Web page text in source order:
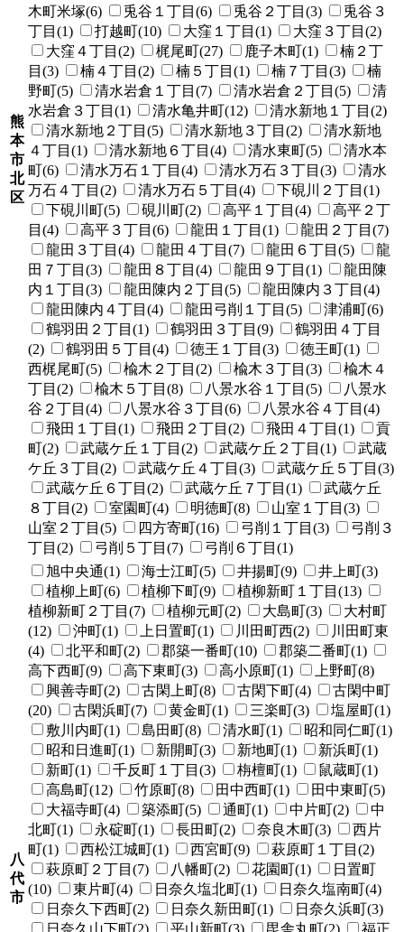
熊
本
市
北
区
木町米塚(6)
兎谷１丁目(6) 兎谷２丁目(3)
兎谷３
丁目(1)
打越町(10) 大窪１丁目(1)
大窪３丁目(2)
大窪４丁目(2)
梶尾町(27) 鹿子木町(1)
楠２丁
目(3)
楠４丁目(2) 楠５丁目(1) 楠７丁目(3)
楠
野町(5)
清水岩倉１丁目(7) 清水岩倉２丁目(5)
清
水岩倉３丁目(1)
清水亀井町(12)
清水新地１丁目(2)
清水新地２丁目(5)
清水新地３丁目(2)
清水新地
４丁目(1)
清水新地６丁目(4) 清水東町(5)
清水本
町(6)
清水万石１丁目(4) 清水万石３丁目(3)
清水
万石４丁目(2)
清水万石５丁目(4)
下硯川２丁目(1)
下硯川町(5)
硯川町(2) 高平１丁目(4)
高平２丁
目(4)
高平３丁目(6) 龍田１丁目(1)
龍田２丁目(7)
龍田３丁目(4)
龍田４丁目(7) 龍田６丁目(5)
龍
田７丁目(3)
龍田８丁目(4) 龍田９丁目(1)
龍田陳
内１丁目(3)
龍田陳内２丁目(5)
龍田陳内３丁目(4)
龍田陳内４丁目(4)
龍田弓削１丁目(5)
津浦町(6)
鶴羽田２丁目(1)
鶴羽田３丁目(9)
鶴羽田４丁目
(2)
鶴羽田５丁目(4) 徳王１丁目(3)
徳王町(1)
西梶尾町(5)
楡木２丁目(2) 楡木３丁目(3)
楡木４
丁目(2)
楡木５丁目(8) 八景水谷１丁目(5)
八景水
谷２丁目(4)
八景水谷３丁目(6)
八景水谷４丁目(4)
飛田１丁目(1)
飛田２丁目(2) 飛田４丁目(1)
貢
町(2)
武蔵ケ丘１丁目(2) 武蔵ケ丘２丁目(1)
武蔵
ケ丘３丁目(2)
武蔵ケ丘４丁目(3)
武蔵ケ丘５丁目(3)
武蔵ケ丘６丁目(2)
武蔵ケ丘７丁目(1)
武蔵ケ丘
８丁目(2)
室園町(4) 明徳町(8)
山室１丁目(3)
山室２丁目(5)
四方寄町(16) 弓削１丁目(3)
弓削３
丁目(2)
弓削５丁目(7) 弓削６丁目(1)
八
代
市
旭中央通(1) 海士江町(5) 井揚町(9)
井上町(3)
植柳上町(6)
植柳下町(9)
植柳新町１丁目(13)
植柳新町２丁目(7)
植柳元町(2) 大島町(3)
大村町
(12)
沖町(1) 上日置町(1) 川田町西(2)
川田町東
(4)
北平和町(2) 郡築一番町(10)
郡築二番町(1)
高下西町(9)
高下東町(3) 高小原町(1)
上野町(8)
興善寺町(2)
古閑上町(8) 古閑下町(4)
古閑中町
(20)
古閑浜町(7) 黄金町(1) 三楽町(3)
塩屋町(1)
敷川内町(1)
島田町(8) 清水町(1)
昭和同仁町(1)
昭和日進町(1)
新開町(3) 新地町(1)
新浜町(1)
新町(1)
千反町１丁目(3) 栴檀町(1)
鼠蔵町(1)
高島町(12)
竹原町(8) 田中西町(1)
田中東町(5)
大福寺町(4)
築添町(5) 通町(1) 中片町(2)
中
北町(1)
永碇町(1) 長田町(2) 奈良木町(3)
西片
町(1)
西松江城町(1) 西宮町(9)
萩原町１丁目(2)
萩原町２丁目(7)
八幡町(2) 花園町(1)
日置町
(10)
東片町(4) 日奈久塩北町(1)
日奈久塩南町(4)
日奈久下西町(2)
日奈久新田町(1)
日奈久浜町(3)
日奈久山下町(2)
平山新町(3) 毘舎丸町(2)
福正